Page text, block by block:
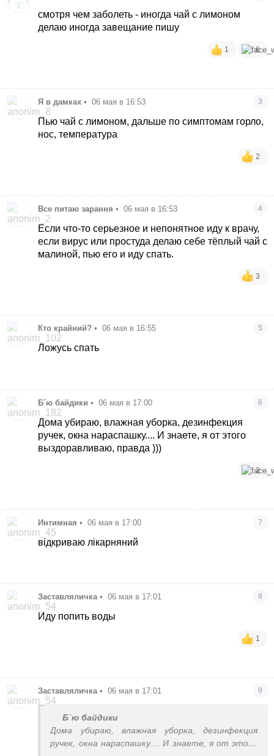
смотря чем заболеть - иногда чай с лимоном
делаю иногда завещание пишу
1 6
Я в дамках • 06 мая в 16:53 3
Пью чай с лимоном, дальше по симптомам горло,
нос, температура
2
Все питаю зарання • 06 мая в 16:53 4
Если что-то серьезное и непонятное иду к врачу,
если вирус или простуда делаю себе тёплый чай с
малиной, пью его и иду спать.
3
Кто крайний? • 06 мая в 16:55 5
Ложусь спать
Б´ю байдики • 06 мая в 17:00 6
Дома убираю, влажная уборка, дезинфекция
ручек, окна нараспашку.... И знаете, я от этого
выздоравливаю, правда )))
2
Интимная • 06 мая в 17:00 7
відкриваю лікарняний
Заставляличка • 06 мая в 17:01 8
Иду попить воды
1
Заставляличка • 06 мая в 17:01 9
Б´ю байдики
Дома убираю, влажная уборка, дезинфекция
ручек, окна нараспашку.... И знаете, я от этого